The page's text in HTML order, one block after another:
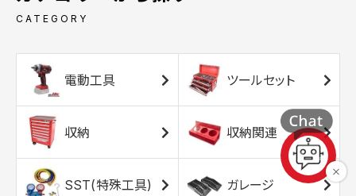
CATEGORY
電動工具 ツールセット
収納 収納関連
SST(特殊工具) ガレージ